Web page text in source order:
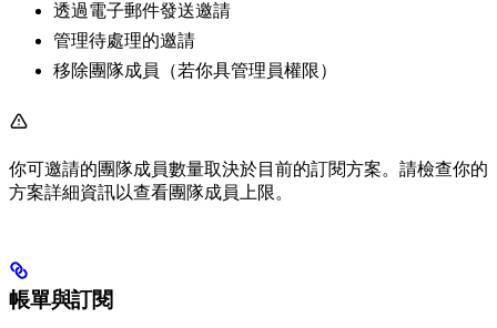
透過電子郵件發送邀請
管理待處理的邀請
移除團隊成員（若你具管理員權限）
你可邀請的團隊成員數量取決於目前的訂閱方案。請檢查你的
方案詳細資訊以查看團隊成員上限。
帳單與訂閱